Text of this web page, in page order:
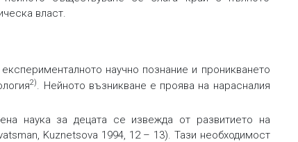
власт.
научно познание и проникването
2). Нейното възникване е проява на нарасналия
наука за децата се извежда от развитието на
Kuznetsova 1994, 12 – 13). Тази необходимост